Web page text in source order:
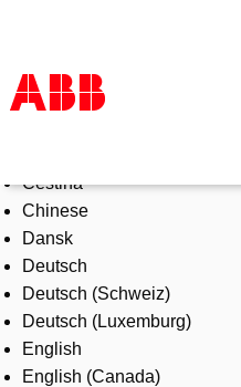
Products & Solutions
Industries
Services
About us
Where to buy
Contact us
Careers
Čeština
Chinese
Dansk
Deutsch
Deutsch (Schweiz)
Deutsch (Luxemburg)
English
English (Canada)